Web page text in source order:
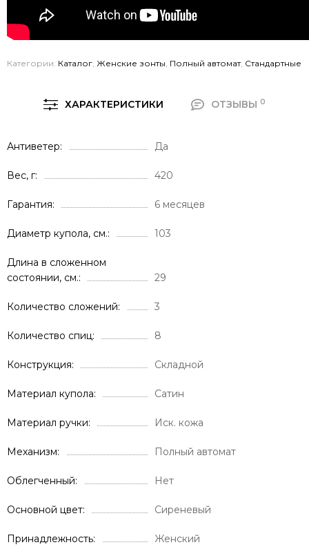
Категории: Каталог, Женские зонты, Полный автомат, Стандартные
ХАРАКТЕРИСТИКИ ОТЗЫВЫ 0
Антиветер Да
Вес, г 420
Гарантия 6 месяцев
Диаметр купола, см. 103
Длина в сложенном
состоянии, см.
29
Количество сложений 3
Количество спиц 8
Конструкция Складной
Материал купола Сатин
Материал ручки Иск. кожа
Механизм Полный автомат
Облегченный Нет
Основной цвет Сиреневый
Принадлежность Женский